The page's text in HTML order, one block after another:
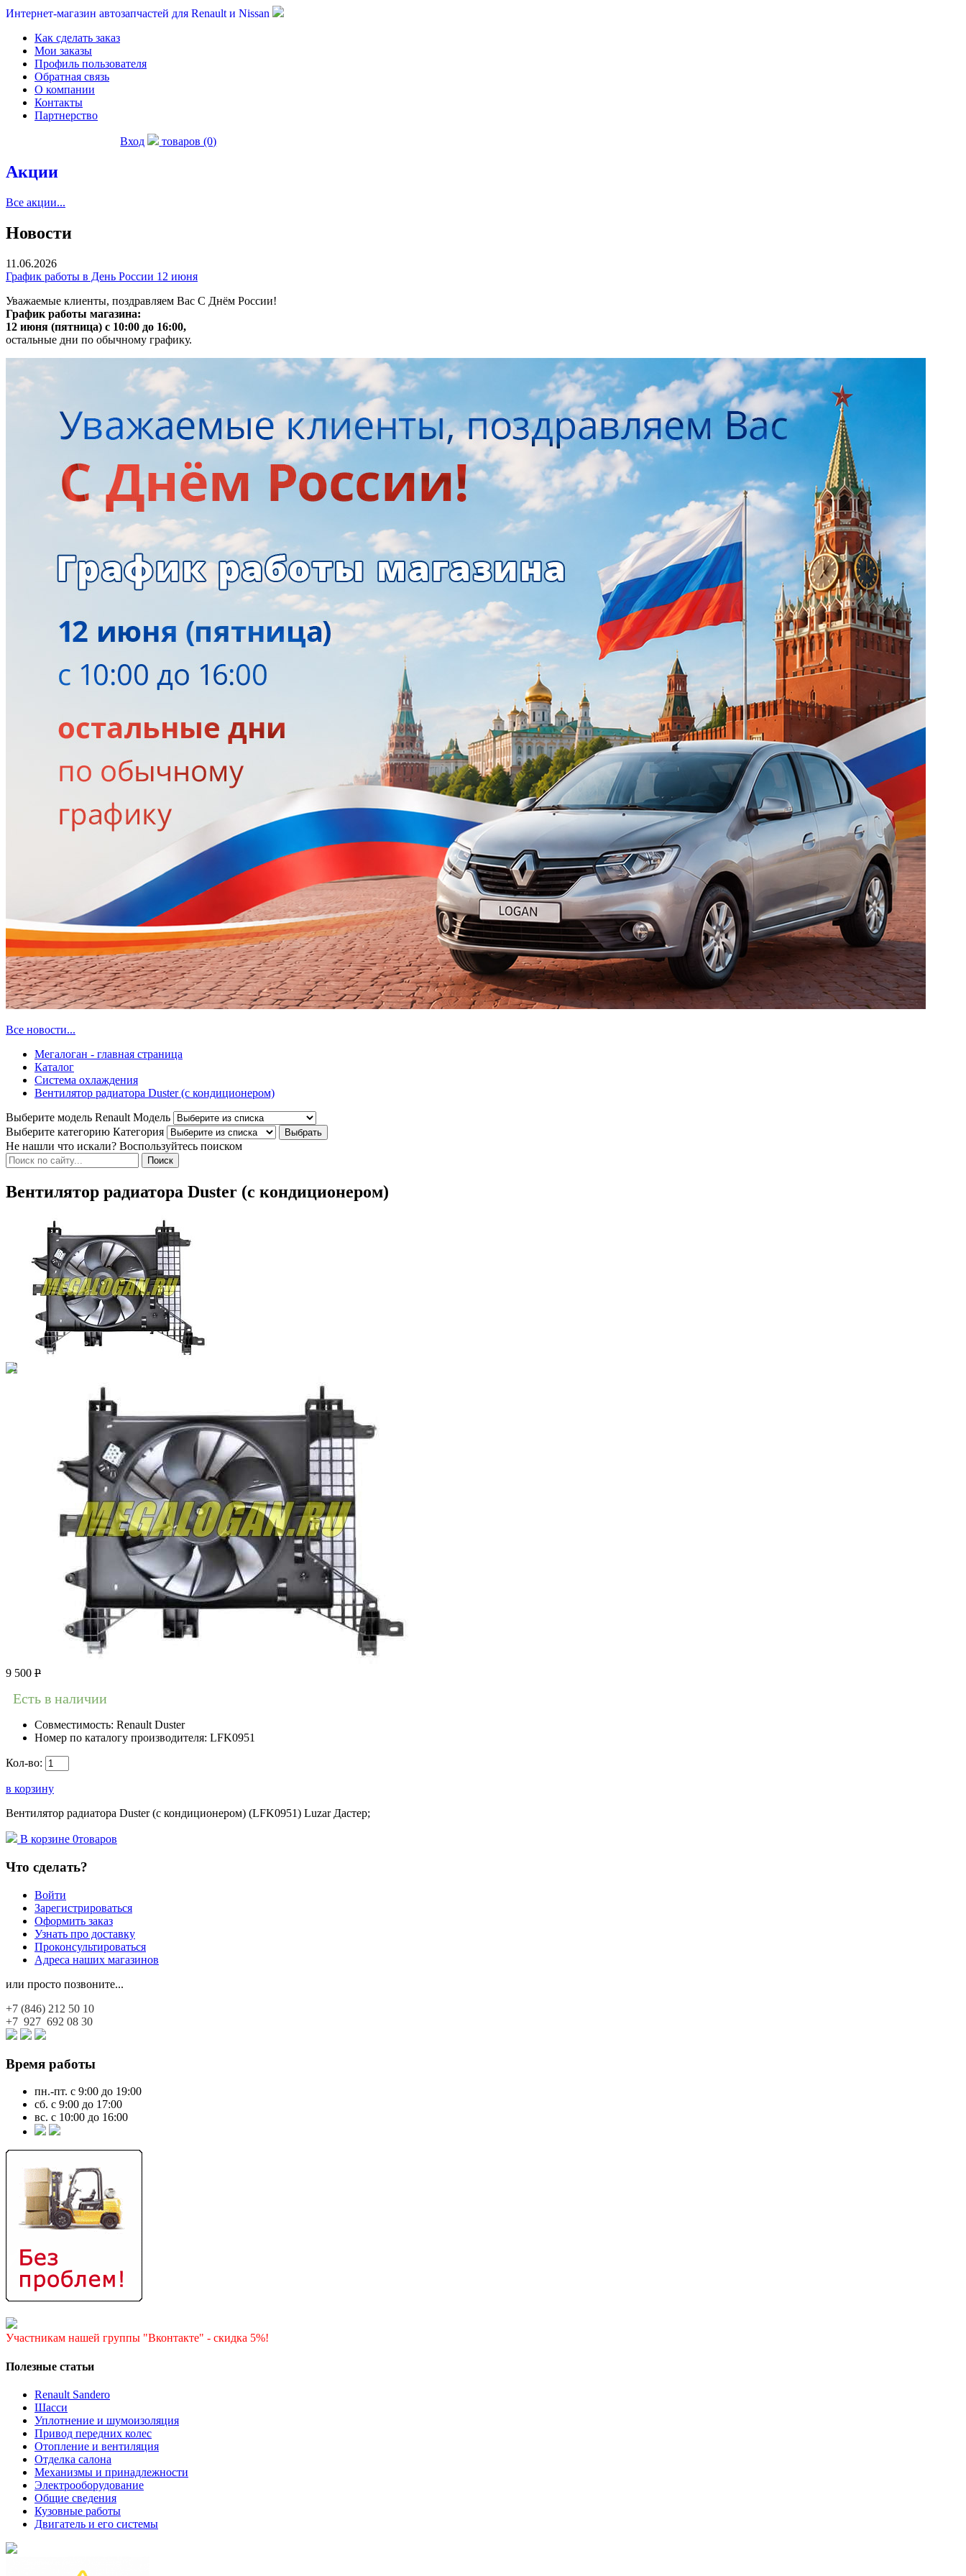
Интернет-магазин автозапчастей для Renault и Nissan
Как сделать заказ
Мои заказы
Профиль пользователя
Обратная связь
О компании
Контакты
Партнерство
Вход товаров (0)
Акции
Все акции...
Новости
11.06.2026
График работы в День России 12 июня
Уважаемые клиенты, поздравляем Вас С Днём России!
График работы магазина:
12 июня (пятница) с 10:00 до 16:00,
остальные дни по обычному графику.
Все новости...
Мегалоган - главная страница
Каталог
Система охлаждения
Вентилятор радиатора Duster (с кондиционером)
Выберите модель Renault Модель
Выберите категорию Категория
Не нашли что искали? Воспользуйтесь поиском
Вентилятор радиатора Duster (с кондиционером)
9 500 Р
Есть в наличии
Совместимость: Renault Duster
Номер по каталогу производителя: LFK0951
Кол-во:
в корзину
Вентилятор радиатора Duster (с кондиционером) (LFK0951) Luzar Дастер;
В корзине 0товаров
Что сделать?
Войти
Зарегистрироваться
Оформить заказ
Узнать про доставку
Проконсультироваться
Адреса наших магазинов
или просто позвоните...
+7 (846) 212 50 10
+7 927 692 08 30
Время работы
пн.-пт. с 9:00 до 19:00
сб. с 9:00 до 17:00
вс. с 10:00 до 16:00
Участникам нашей группы "Вконтакте" - скидка 5%!
Полезные статьи
Renault Sandero
Шасси
Уплотнение и шумоизоляция
Привод передних колес
Отопление и вентиляция
Отделка салона
Механизмы и принадлежности
Электрооборудование
Общие сведения
Кузовные работы
Двигатель и его системы